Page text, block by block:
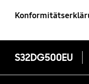
S32DG500EU